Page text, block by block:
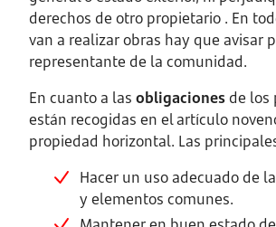
derechos de otro propietario . En
van a realizar obras hay que avisar
representante de la comunidad.
En cuanto a las obligaciones de los
están recogidas en el artículo
propiedad horizontal. Las
Hacer un uso adecuado de
y elementos comunes.